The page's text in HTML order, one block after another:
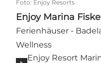
Foto: Enjoy Resorts
Enjoy Marina
Ferienhäuser -
Wellness
Enjoy Resort